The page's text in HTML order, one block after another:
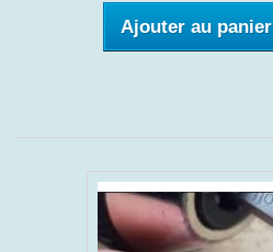
Ajouter au panier